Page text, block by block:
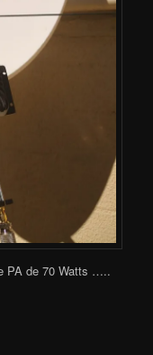
PA de 70 Watts …..